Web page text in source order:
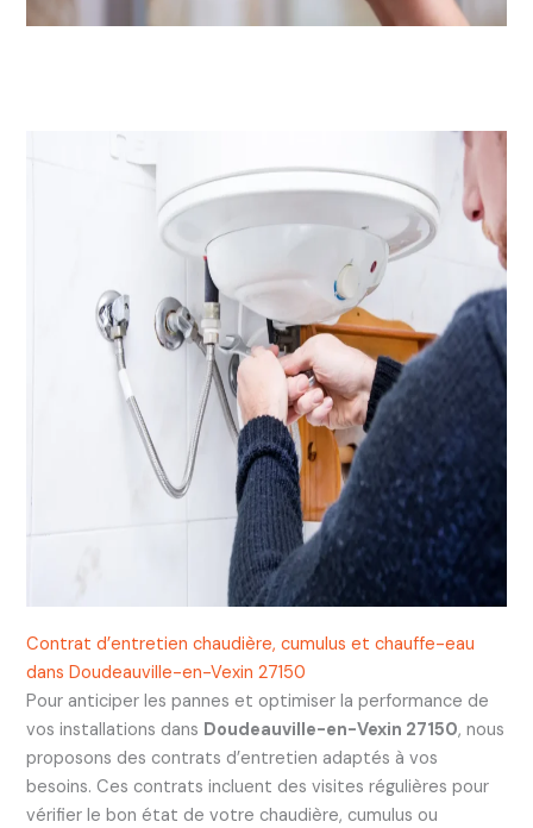
Contrat d’entretien chaudière, cumulus et chauffe-eau
dans Doudeauville-en-Vexin 27150
Pour anticiper les pannes et optimiser la performance de
vos installations dans Doudeauville-en-Vexin 27150, nous
proposons des contrats d’entretien adaptés à vos
besoins. Ces contrats incluent des visites régulières pour
vérifier le bon état de votre chaudière, cumulus ou